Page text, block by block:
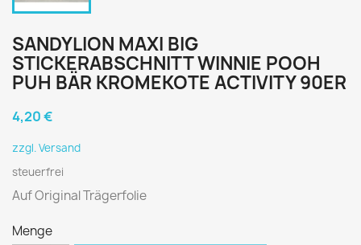
SANDYLION MAXI BIG
STICKERABSCHNITT WINNIE POOH
PUH BÄR KROMEKOTE ACTIVITY 90ER
4,20 €
zzgl. Versand
steuerfrei
Auf Original Trägerfolie
Menge